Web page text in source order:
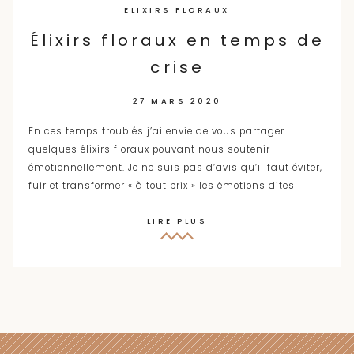
ELIXIRS FLORAUX
Élixirs floraux en temps de
crise
27 MARS 2020
En ces temps troublés j’ai envie de vous partager
quelques élixirs floraux pouvant nous soutenir
émotionnellement. Je ne suis pas d’avis qu’il faut éviter,
fuir et transformer « à tout prix » les émotions dites
LIRE PLUS